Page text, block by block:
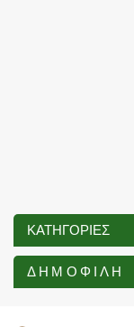
ΚΑΤΗΓΟΡΊΕΣ
ΔΗΜΟΦΙΛΉ